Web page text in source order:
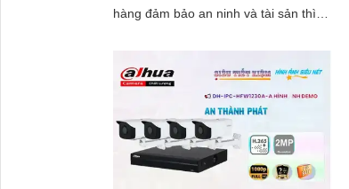
hàng đảm bảo an ninh và tài sản thì